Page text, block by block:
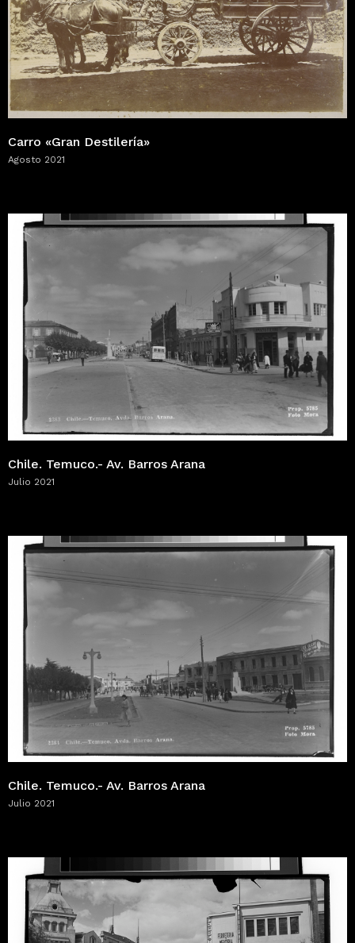
Carro «Gran Destilería»
Agosto 2021
Chile. Temuco.- Av. Barros Arana
Julio 2021
Chile. Temuco.- Av. Barros Arana
Julio 2021